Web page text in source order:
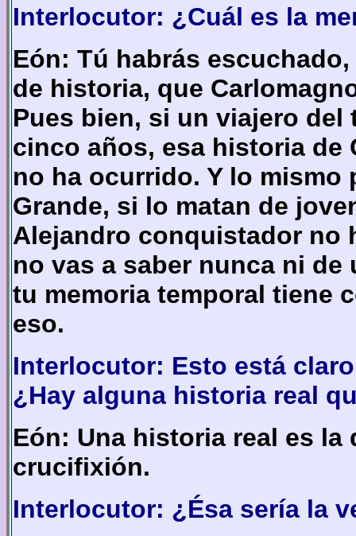
Interlocutor: ¿Cuál es la
Eón: Tú habrás
de historia, que
Pues bien, si un viajero del
cinco años, esa historia
no ha ocurrido. Y lo
Grande, si lo matan de
Alejandro conquistador no
no vas a saber nunca ni
tu memoria temporal tiene
eso.
Interlocutor: Esto está
¿Hay alguna historia real
Eón: Una historia real es la
crucifixión.
Interlocutor: ¿Ésa sería la